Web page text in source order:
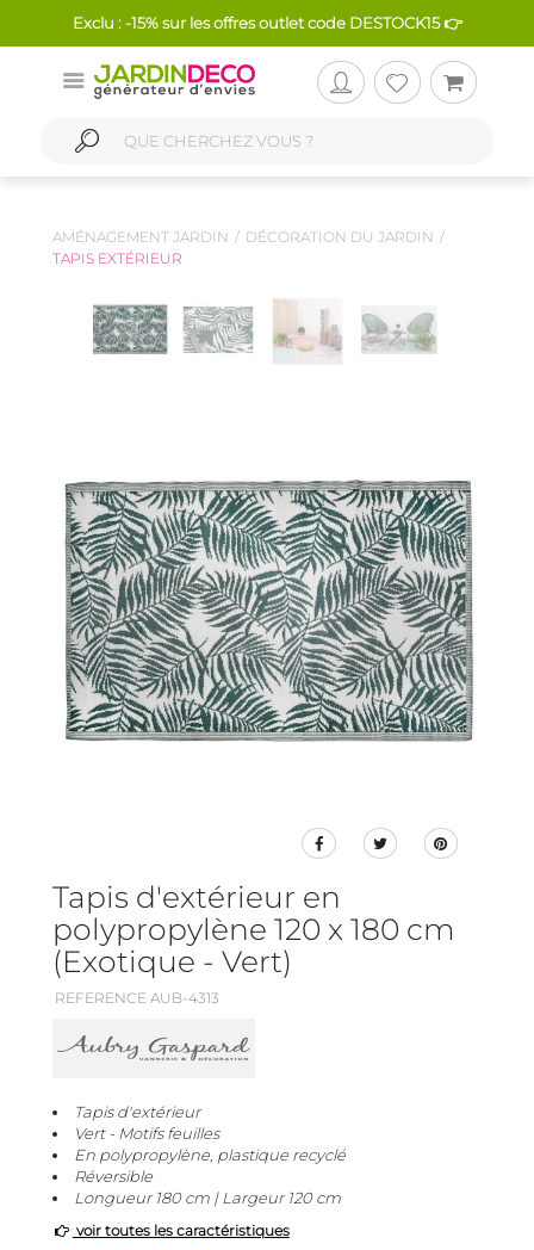
Exclu : -15% sur les offres outlet code DESTOCK15 👉
AMÉNAGEMENT JARDIN
DÉCORATION DU JARDIN
TAPIS EXTÉRIEUR
Tapis d'extérieur en
polypropylène 120 x 180 cm
(Exotique - Vert)
REFERENCE AUB-4313
Tapis d'extérieur
Vert - Motifs feuilles
En polypropylène, plastique recyclé
Réversible
Longueur 180 cm | Largeur 120 cm
voir toutes les caractéristiques